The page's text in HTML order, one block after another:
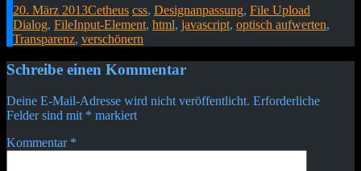
20. März 2013Cetheus css, Designanpassung, File Upload
Dialog, FileInput-Element, html, javascript, optisch aufwerten,
Transparenz, verschönern
Beitragsnavigation
Schreibe einen Kommentar
Deine E-Mail-Adresse wird nicht veröffentlicht. Erforderliche
Felder sind mit * markiert
Kommentar *